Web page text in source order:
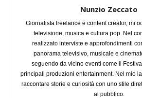
Nunzio Zeccato
Giornalista freelance e content creator, mi
televisione, musica e cultura pop. Nel
realizzato interviste e approfondimenti
panorama televisivo, musicale e
seguendo da vicino eventi come il
principali produzioni entertainment. Nel mio
raccontare storie e curiosità con uno stile
al pubblico.